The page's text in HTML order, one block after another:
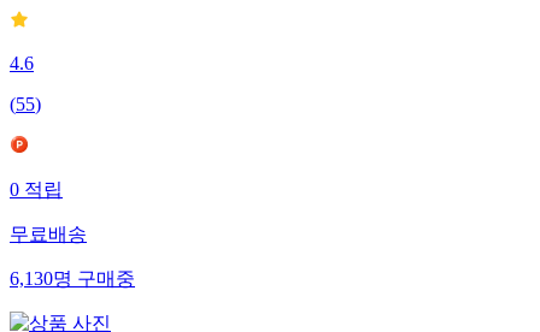
4.6
(55)
0적립
무료배송
6,130명구매중